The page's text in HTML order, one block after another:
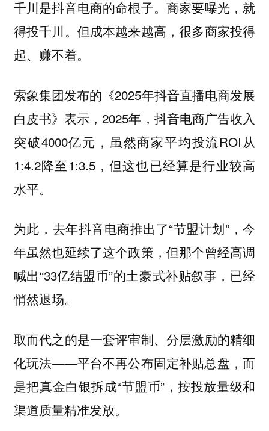
千川是抖音电商的命根子。商家要曝光，就
得投千川。但成本越来越高，很多商家投得
起、赚不着。
索象集团发布的《2025年抖音直播电商发展
白皮书》表示，2025年，抖音电商广告收入
突破4000亿元，虽然商家平均投流ROI从
1:4.2降至1:3.5，但这也已经算是行业较高
水平。
为此，去年抖音电商推出了“节盟计划”，今
年虽然也延续了这个政策，但那个曾经高调
喊出“33亿结盟币”的土豪式补贴叙事，已经
悄然退场。
取而代之的是一套评审制、分层激励的精细
化玩法——平台不再公布固定补贴总盘，而
是把真金白银拆成“节盟币”，按投放量级和
渠道质量精准发放。